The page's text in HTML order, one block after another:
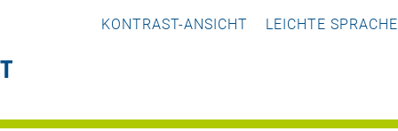
KONTRAST-ANSICHT LEICHTE SPRACHE